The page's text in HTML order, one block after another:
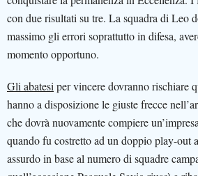
con due risultati su tre. La squadra di Leo
massimo gli errori soprattutto in difesa,
momento opportuno.
Gli abatesi per vincere dovranno rischiare
hanno a disposizione le giuste frecce
che dovrà nuovamente compiere
quando fu costretto ad un doppio play-out
assurdo in base al numero di squadre